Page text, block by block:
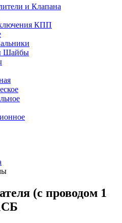
и Клапана
КПП
Шайбы
(с проводом 1